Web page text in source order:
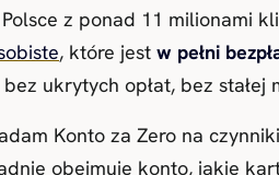
z ponad 11 milionami
, które jest w pełni
ukrytych opłat, bez
Konto za Zero na
obejmuje konto, jakie